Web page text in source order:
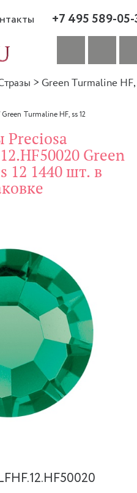
+7 495 589-
> Green Turmaline HF,
Green Turmaline HF, ss 12
Preciosa
Green
12 1440 шт. в